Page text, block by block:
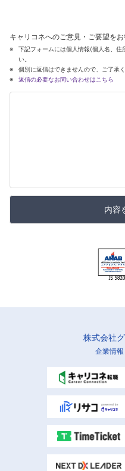
キャリコネへのご意見・ご要望をお
下記フォームには個人情報(個人名、住
い。
個別に返信はできませんので、ご了承く
返信の必要なお問い合わせはこちら
内容
株式会社
企業情報